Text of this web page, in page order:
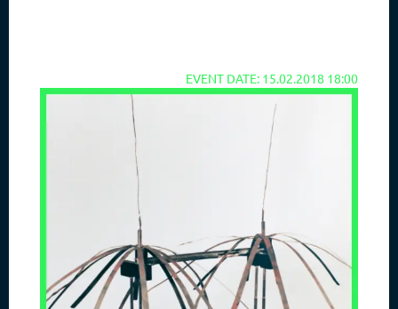
EVENT DATE: 15.02.2018 18:00